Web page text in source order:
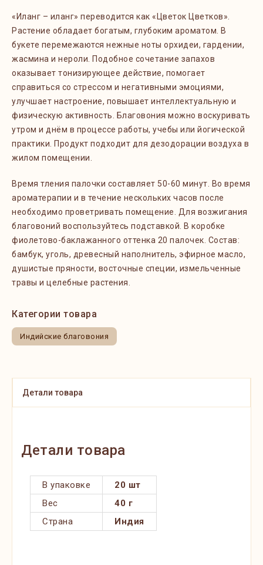
«Иланг – иланг» переводится как «Цветок Цветков».
Растение обладает богатым, глубоким ароматом. В
букете перемежаются нежные ноты орхидеи, гардении,
жасмина и нероли. Подобное сочетание запахов
оказывает тонизирующее действие, помогает
справиться со стрессом и негативными эмоциями,
улучшает настроение, повышает интеллектуальную и
физическую активность. Благовония можно воскуривать
утром и днём в процессе работы, учебы или йогической
практики. Продукт подходит для дезодорации воздуха в
жилом помещении.
Время тления палочки составляет 50-60 минут. Во время
ароматерапии и в течение нескольких часов после
необходимо проветривать помещение. Для возжигания
благовоний воспользуйтесь подставкой. В коробке
фиолетово-баклажанного оттенка 20 палочек. Состав:
бамбук, уголь, древесный наполнитель, эфирное масло,
душистые пряности, восточные специи, измельченные
травы и целебные растения.
Категории товара
Индийские благовония
Детали товара
Детали товара
В упаковке
20 шт
Вес
40 г
Страна
Индия